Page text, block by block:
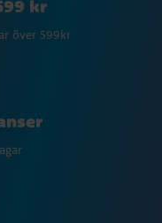
kr
över 599kr